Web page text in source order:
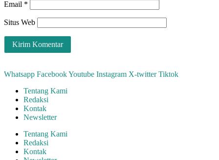
Email *
Situs Web
Whatsapp FacebookYoutube Instagram X-twitter Tiktok
Tentang Kami
Redaksi
Kontak
Newsletter
Tentang Kami
Redaksi
Kontak